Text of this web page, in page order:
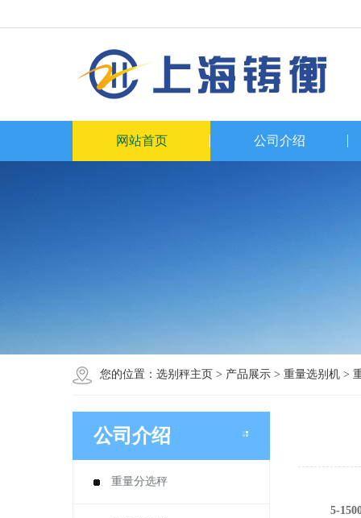
网站首页 公司介绍
您的位置： 选别秤主页 > 产品展示 > 重量选别机 >
公司介绍
重量分选秤
5-